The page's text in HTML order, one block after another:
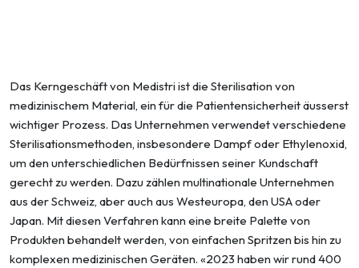
Das Kerngeschäft von Medistri ist die Sterilisation von
medizinischem Material, ein für die Patientensicherheit äusserst
wichtiger Prozess. Das Unternehmen verwendet verschiedene
Sterilisationsmethoden, insbesondere Dampf oder Ethylenoxid,
um den unterschiedlichen Bedürfnissen seiner Kundschaft
gerecht zu werden. Dazu zählen multinationale Unternehmen
aus der Schweiz, aber auch aus Westeuropa, den USA oder
Japan. Mit diesen Verfahren kann eine breite Palette von
Produkten behandelt werden, von einfachen Spritzen bis hin zu
komplexen medizinischen Geräten. «2023 haben wir rund 400